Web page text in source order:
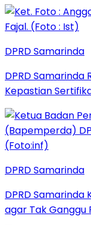
DPRD Samarinda
DPRD Samarinda
Kepastian
DPRD Samarinda
DPRD Samarinda
agar Tak Ganggu